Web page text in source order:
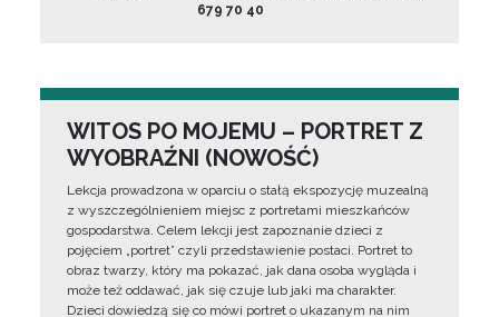
679 70 40
WITOS PO MOJEMU – PORTRET Z
WYOBRAŹNI (NOWOŚĆ)
Lekcja prowadzona w oparciu o stałą ekspozycję muzealną
z wyszczególnieniem miejsc z portretami mieszkańców
gospodarstwa. Celem lekcji jest zapoznanie dzieci z
pojęciem „portret” czyli przedstawienie postaci. Portret to
obraz twarzy, który ma pokazać, jak dana osoba wygląda i
może też oddawać, jak się czuje lub jaki ma charakter.
Dzieci dowiedzą się co mówi portret o ukazanym na nim